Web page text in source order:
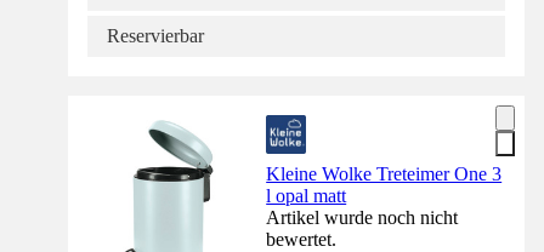
Reservierbar
Kleine Wolke Treteimer One 3
l opal matt
Artikel wurde noch nicht
bewertet.